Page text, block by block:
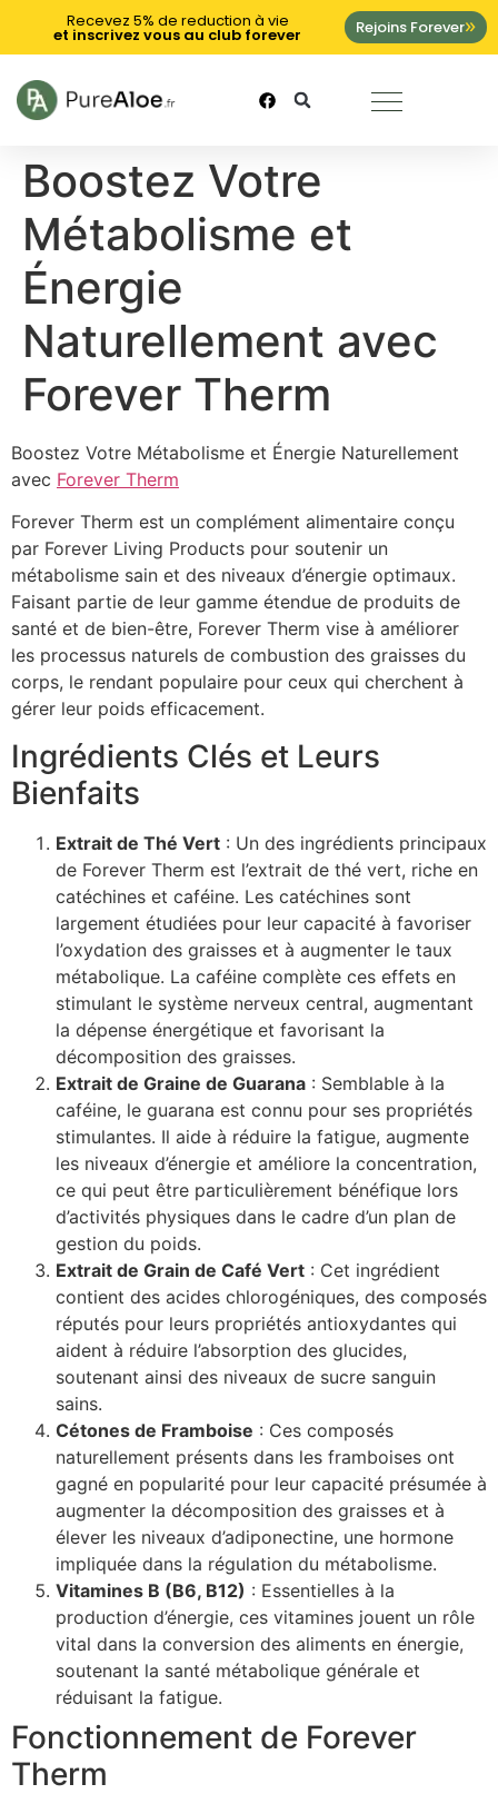
Recevez 5% de reduction à vie
et inscrivez vous au club forever Rejoins Forever
Boostez Votre
Métabolisme et
Énergie
Naturellement avec
Forever Therm
Boostez Votre Métabolisme et Énergie Naturellement
avec Forever Therm
Forever Therm est un complément alimentaire conçu
par Forever Living Products pour soutenir un
métabolisme sain et des niveaux d’énergie optimaux.
Faisant partie de leur gamme étendue de produits de
santé et de bien-être, Forever Therm vise à améliorer
les processus naturels de combustion des graisses du
corps, le rendant populaire pour ceux qui cherchent à
gérer leur poids efficacement.
Ingrédients Clés et Leurs
Bienfaits
Extrait de Thé Vert : Un des ingrédients principaux
de Forever Therm est l’extrait de thé vert, riche en
catéchines et caféine. Les catéchines sont
largement étudiées pour leur capacité à favoriser
l’oxydation des graisses et à augmenter le taux
métabolique. La caféine complète ces effets en
stimulant le système nerveux central, augmentant
la dépense énergétique et favorisant la
décomposition des graisses.
Extrait de Graine de Guarana : Semblable à la
caféine, le guarana est connu pour ses propriétés
stimulantes. Il aide à réduire la fatigue, augmente
les niveaux d’énergie et améliore la concentration,
ce qui peut être particulièrement bénéfique lors
d’activités physiques dans le cadre d’un plan de
gestion du poids.
Extrait de Grain de Café Vert : Cet ingrédient
contient des acides chlorogéniques, des composés
réputés pour leurs propriétés antioxydantes qui
aident à réduire l’absorption des glucides,
soutenant ainsi des niveaux de sucre sanguin
sains.
Cétones de Framboise : Ces composés
naturellement présents dans les framboises ont
gagné en popularité pour leur capacité présumée à
augmenter la décomposition des graisses et à
élever les niveaux d’adiponectine, une hormone
impliquée dans la régulation du métabolisme.
Vitamines B (B6, B12) : Essentielles à la
production d’énergie, ces vitamines jouent un rôle
vital dans la conversion des aliments en énergie,
soutenant la santé métabolique générale et
réduisant la fatigue.
Fonctionnement de Forever
Therm